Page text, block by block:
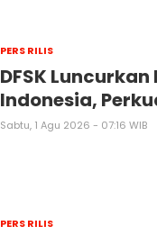
PERS RILIS
DFSK Luncurkan
Indonesia,
Sabtu, 1 Agu 2026 - 07:16 WIB
PERS RILIS